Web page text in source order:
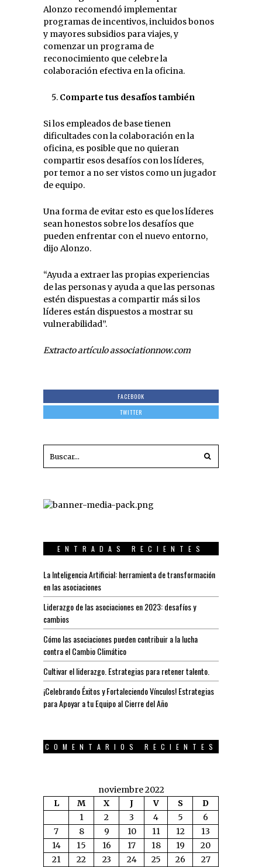
Alonzo recomendó implementar
programas de incentivos, incluidos bonos
y mayores subsidios para viajes, y
comenzar un programa de
reconocimiento que celebre la
colaboración efectiva en la oficina.
Comparte tus desafíos también
Si los empleados de base tienen
dificultades con la colaboración en la
oficina, es posible que no quieran
compartir esos desafíos con los líderes,
por temor a no ser vistos como un jugador
de equipo.
Una forma de evitar esto es que los líderes
sean honestos sobre los desafíos que
pueden enfrentar con el nuevo entorno,
dijo Alonzo.
“Ayuda a extraer las propias experiencias
de las personas y ayuda a que las personas
estén dispuestas a compartir más si los
líderes están dispuestos a mostrar su
vulnerabilidad”.
Extracto artículo associationnow.com
FACEBOOK
TWITTER
ENTRADAS RECIENTES
La Inteligencia Artificial: herramienta de transformación
en las asociaciones
Liderazgo de las asociaciones en 2023: desafíos y
cambios
Cómo las asociaciones pueden contribuir a la lucha
contra el Cambio Climático
Cultivar el liderazgo. Estrategias para retener talento.
¡Celebrando Éxitos y Fortaleciendo Vínculos! Estrategias
para Apoyar a tu Equipo al Cierre del Año
COMENTARIOS RECIENTES
noviembre 2022
L
M X J V S D
1 2 3 4 5
6
7
8 9 10 11 12
13
14
15 16 17 18 19
20
21
22 23 24 25 26
27